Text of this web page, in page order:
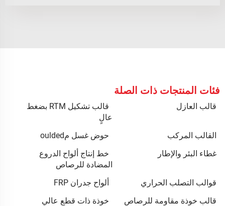
فئات المنتجات ذات الصلة
قالب العازل
قالب تشكيل RTM بضغط
عالٍ
القالب المركب
حوض غسل مoulded
غطاء البئر والإطار
خط إنتاج ألواح الدروع
المضادة للرصاص
قوالب التصلب الحراري
ألواح جدران FRP
قالب خوذة مقاومة للرصاص
خوذة ذات قطع عالي